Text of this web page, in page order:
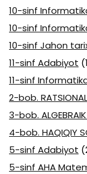
10-sinf
10-sinf
10-sinf Jahon
11-sinf Adabiyot
11-sinf
2-bob.
3-bob. ALGEBRAIK
4-bob. HAQIQIY
5-sinf Adabiyot
5-sinf AHA